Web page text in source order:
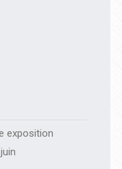
exposition